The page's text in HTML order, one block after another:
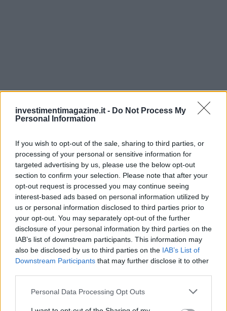
investimentimagazine.it - Do Not Process My
Personal Information
If you wish to opt-out of the sale, sharing to third parties, or
processing of your personal or sensitive information for
targeted advertising by us, please use the below opt-out
section to confirm your selection. Please note that after your
opt-out request is processed you may continue seeing
interest-based ads based on personal information utilized by
us or personal information disclosed to third parties prior to
your opt-out. You may separately opt-out of the further
disclosure of your personal information by third parties on the
IAB’s list of downstream participants. This information may
also be disclosed by us to third parties on the IAB’s List of
Downstream Participants that may further disclose it to other
Please note that this website/app uses one or more Google
Personal Data Processing Opt Outs
Continua a leggere
NEWS